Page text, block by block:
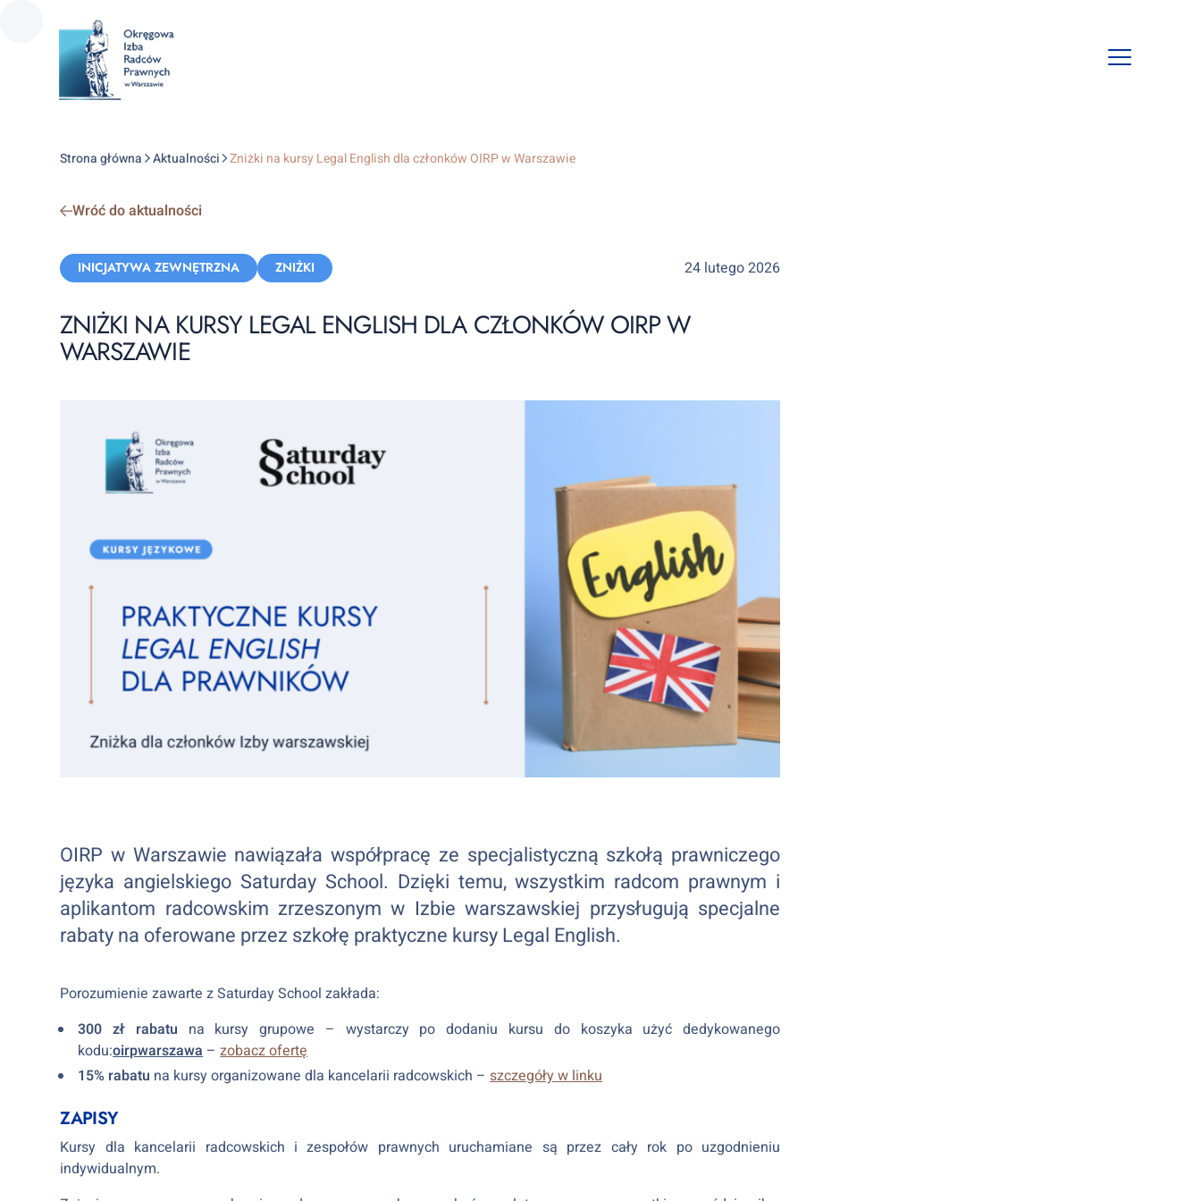
Open
Strona główna Aktualności Zniżki na kursy Legal English dla członków OIRP w Warszawie
Wróć do aktualności
Categories:
INICJATYWA ZEWNĘTRZNA ZNIŻKI 24 lutego 2026
ZNIŻKI NA KURSY LEGAL ENGLISH DLA CZŁONKÓW OIRP W
WARSZAWIE
OIRP w Warszawie nawiązała współpracę ze specjalistyczną szkołą prawniczego
języka angielskiego Saturday School. Dzięki temu, wszystkim radcom prawnym i
aplikantom radcowskim zrzeszonym w Izbie warszawskiej przysługują specjalne
rabaty na oferowane przez szkołę praktyczne kursy Legal English.
Porozumienie zawarte z Saturday School zakłada:
300 zł rabatu na kursy grupowe – wystarczy po dodaniu kursu do koszyka użyć dedykowanego
kodu:oirpwarszawa–zobacz ofertę
15% rabatu na kursy organizowane dla kancelarii radcowskich –szczegóły w linku
ZAPISY
Kursy dla kancelarii radcowskich i zespołów prawnych uruchamiane są przez cały rok po uzgodnieniu
indywidualnym.